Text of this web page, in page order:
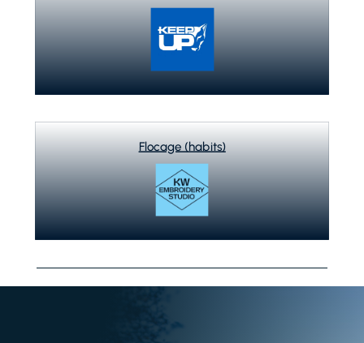
Flocage (habits)